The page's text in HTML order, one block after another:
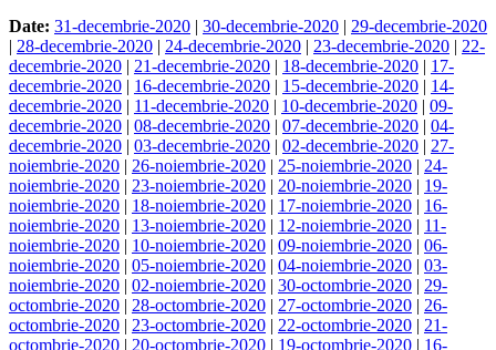
Date: 31-decembrie-2020 | 30-decembrie-2020 | 29-decembrie-2020
| 28-decembrie-2020 | 24-decembrie-2020 | 23-decembrie-2020 | 22-
decembrie-2020 | 21-decembrie-2020 | 18-decembrie-2020 | 17-
decembrie-2020 | 16-decembrie-2020 | 15-decembrie-2020 | 14-
decembrie-2020 | 11-decembrie-2020 | 10-decembrie-2020 | 09-
decembrie-2020 | 08-decembrie-2020 | 07-decembrie-2020 | 04-
decembrie-2020 | 03-decembrie-2020 | 02-decembrie-2020 | 27-
noiembrie-2020 | 26-noiembrie-2020 | 25-noiembrie-2020 | 24-
noiembrie-2020 | 23-noiembrie-2020 | 20-noiembrie-2020 | 19-
noiembrie-2020 | 18-noiembrie-2020 | 17-noiembrie-2020 | 16-
noiembrie-2020 | 13-noiembrie-2020 | 12-noiembrie-2020 | 11-
noiembrie-2020 | 10-noiembrie-2020 | 09-noiembrie-2020 | 06-
noiembrie-2020 | 05-noiembrie-2020 | 04-noiembrie-2020 | 03-
noiembrie-2020 | 02-noiembrie-2020 | 30-octombrie-2020 | 29-
octombrie-2020 | 28-octombrie-2020 | 27-octombrie-2020 | 26-
octombrie-2020 | 23-octombrie-2020 | 22-octombrie-2020 | 21-
octombrie-2020 | 20-octombrie-2020 | 19-octombrie-2020 | 16-